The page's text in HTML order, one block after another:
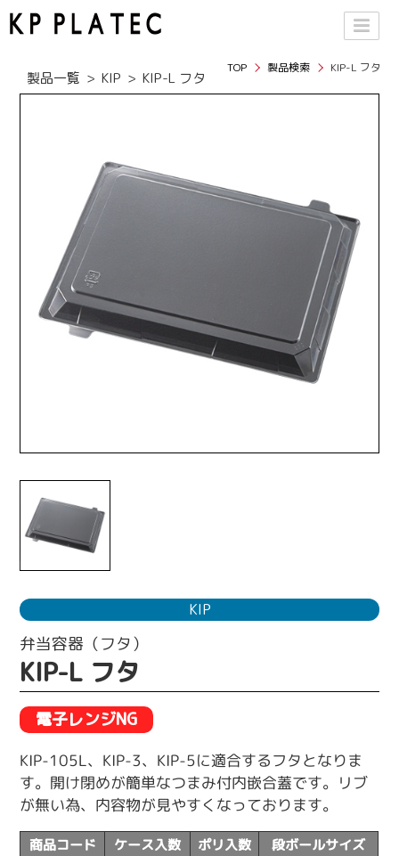
TOP 製品検索 KIP-L フタ
製品一覧 KIP KIP-L フタ
KIP
弁当容器（フタ）
KIP-L フタ
電子レンジNG
KIP-105L、KIP-3、KIP-5に適合するフタとなりま
す。開け閉めが簡単なつまみ付内嵌合蓋です。リブ
が無い為、内容物が見やすくなっております。
商品コード ケース入数 ポリ入数 段ボールサイズ